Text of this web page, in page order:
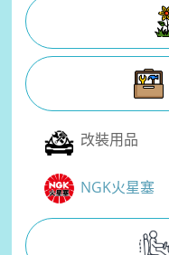
改裝用品
NGK火星塞